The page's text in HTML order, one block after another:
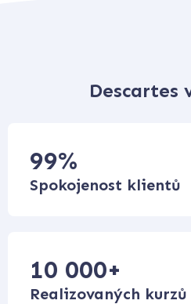
Descartes
99%
Spokojenost klientů
10 000+
Realizovaných kurzů